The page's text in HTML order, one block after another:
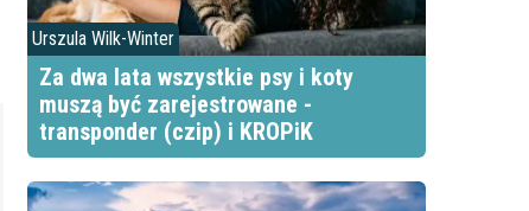
Urszula Wilk-Winter
Za dwa lata wszystkie psy i koty
muszą być zarejestrowane -
transponder (czip) i KROPiK